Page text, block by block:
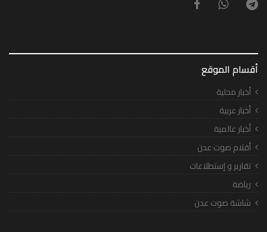
أقسام الموقع
أخبار محلية
أخبار عربية
أخبار عالمية
أقلام صوت عدن
تقارير و إستطلاعات
رياضة
شاشة صوت عدن